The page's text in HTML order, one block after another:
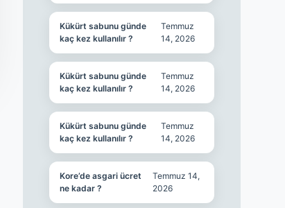
Kükürt sabunu günde
kaç kez kullanılır ?
Temmuz
14, 2026
Kükürt sabunu günde
kaç kez kullanılır ?
Temmuz
14, 2026
Kükürt sabunu günde
kaç kez kullanılır ?
Temmuz
14, 2026
Kore’de asgari ücret
ne kadar ?
Temmuz 14,
2026